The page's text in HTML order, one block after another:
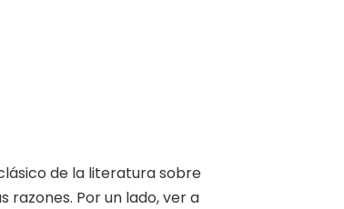
de la literatura sobre
razones. Por un lado, ver a